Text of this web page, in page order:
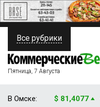
ПОЛИТИКА
ФИНАНСЫ
Все рубрики
Пятница, 7 Августа
В Омске: $ 81,4077